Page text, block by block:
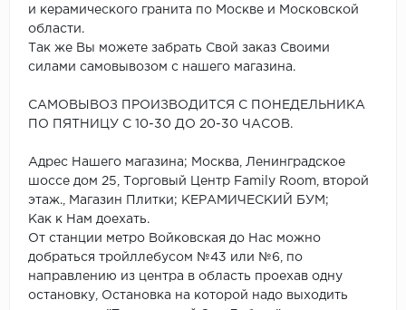
и керамического гранита по Москве и Московской
области.
Так же Вы можете забрать Свой заказ Своими
силами самовывозом с нашего магазина.
САМОВЫВОЗ ПРОИЗВОДИТСЯ С ПОНЕДЕЛЬНИКА
ПО ПЯТНИЦУ С 10-30 ДО 20-30 ЧАСОВ.
Адрес Нашего магазина; Москва, Ленинградское
шоссе дом 25, Торговый Центр Family Room, второй
этаж., Магазин Плитки; КЕРАМИЧЕСКИЙ БУМ;
Как к Нам доехать.
От станции метро Войковская до Нас можно
добраться тройллебусом №43 или №6, по
направлению из центра в область проехав одну
остановку, Остановка на которой надо выходить